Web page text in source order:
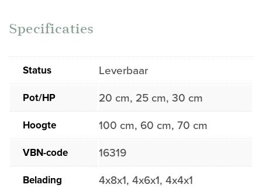
Specificaties
Status Leverbaar
Pot/HP 20 cm, 25 cm, 30 cm
Hoogte 100 cm, 60 cm, 70 cm
VBN-code 16319
Belading 4x8x1, 4x6x1, 4x4x1